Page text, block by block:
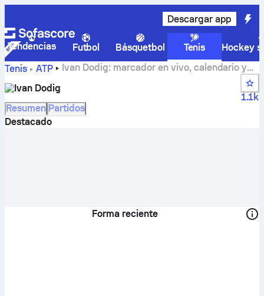
Descargar app
Tendencias Futbol Básquetbol Tenis
Hockey
Tenis
ATP
Ivan Dodig: marcador en vivo, calendario y
Ivan Dodig
1.1k
Resumen Partidos
Destacado
Forma reciente